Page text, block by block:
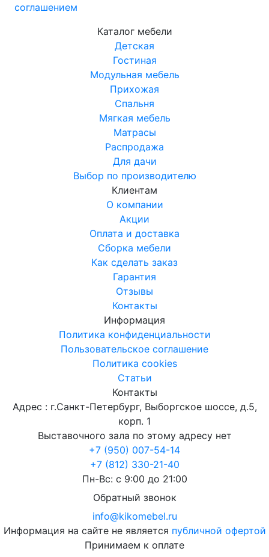
соглашением
Каталог мебели
Детская
Гостиная
Модульная мебель
Прихожая
Спальня
Мягкая мебель
Матрасы
Распродажа
Для дачи
Выбор по производителю
Клиентам
О компании
Акции
Оплата и доставка
Сборка мебели
Как сделать заказ
Гарантия
Отзывы
Контакты
Информация
Политика конфиденциальности
Пользовательское соглашение
Политика cookies
Статьи
Контакты
Адрес : г.Санкт-Петербург, Выборгское шоссе, д.5,
корп. 1
Выставочного зала по этому адресу нет
+7 (950) 007-54-14
+7 (812) 330-21-40
Пн-Вс: с 9:00 до 21:00
Обратный звонок
info@kikomebel.ru
Информация на сайте не является публичной офертой
Принимаем к оплате